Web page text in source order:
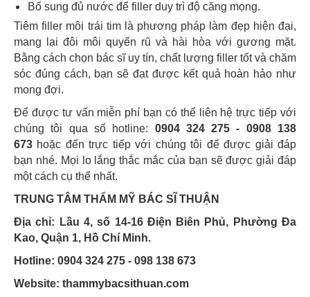
Bổ sung đủ nước để filler duy trì độ căng mọng.
Tiêm filler môi trái tim là phương pháp làm đẹp hiện đại,
mang lại đôi môi quyến rũ và hài hòa với gương mặt.
Bằng cách chọn bác sĩ uy tín, chất lượng filler tốt và chăm
sóc đúng cách, bạn sẽ đạt được kết quả hoàn hảo như
mong đợi.
Để được tư vấn miễn phí bạn có thể liên hệ trực tiếp với
chúng tôi qua số hotline: 0904 324 275 - 0908 138
673 hoặc đến trực tiếp với chúng tôi để được giải đáp
bạn nhé. Mọi lo lắng thắc mắc của bạn sẽ được giải đáp
một cách cụ thể nhất.
TRUNG TÂM THẨM MỸ BÁC SĨ THUẬN
Địa chỉ: Lầu 4, số 14-16 Điện Biên Phủ, Phường Đa
Kao, Quận 1, Hồ Chí Minh.
Hotline: 0904 324 275 - 098 138 673
Website: thammybacsithuan.com